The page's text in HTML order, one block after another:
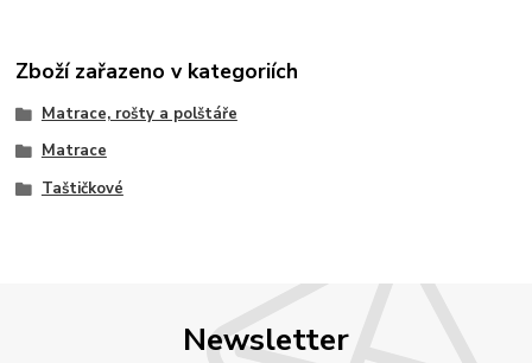
Zboží zařazeno v kategoriích
Matrace, rošty a polštáře
Matrace
Taštičkové
Newsletter